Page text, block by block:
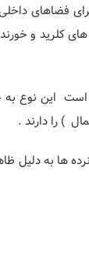
, نرده های 3 خط استیل بهترین انتخاب
کلرید و
دارای استحکام و کیفیت بیشتری
) را دارند .
ها به دلیل